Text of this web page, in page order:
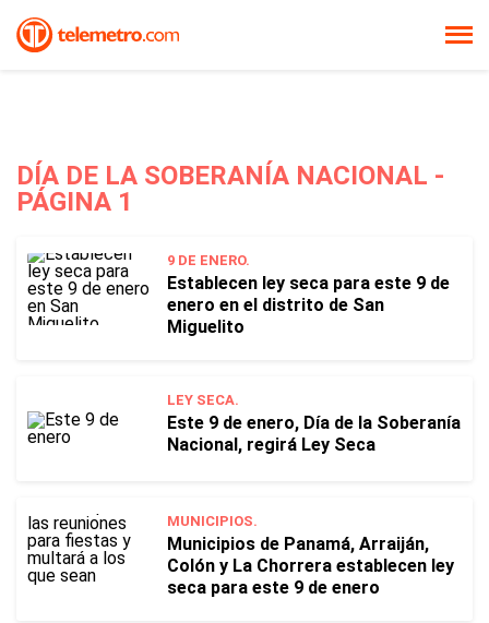
DÍA DE LA SOBERANÍA NACIONAL -
PÁGINA 1
9 DE ENERO.
Establecen ley seca para este 9 de
enero en el distrito de San
Miguelito
LEY SECA.
Este 9 de enero, Día de la Soberanía
Nacional, regirá Ley Seca
MUNICIPIOS.
Municipios de Panamá, Arraiján,
Colón y La Chorrera establecen ley
seca para este 9 de enero